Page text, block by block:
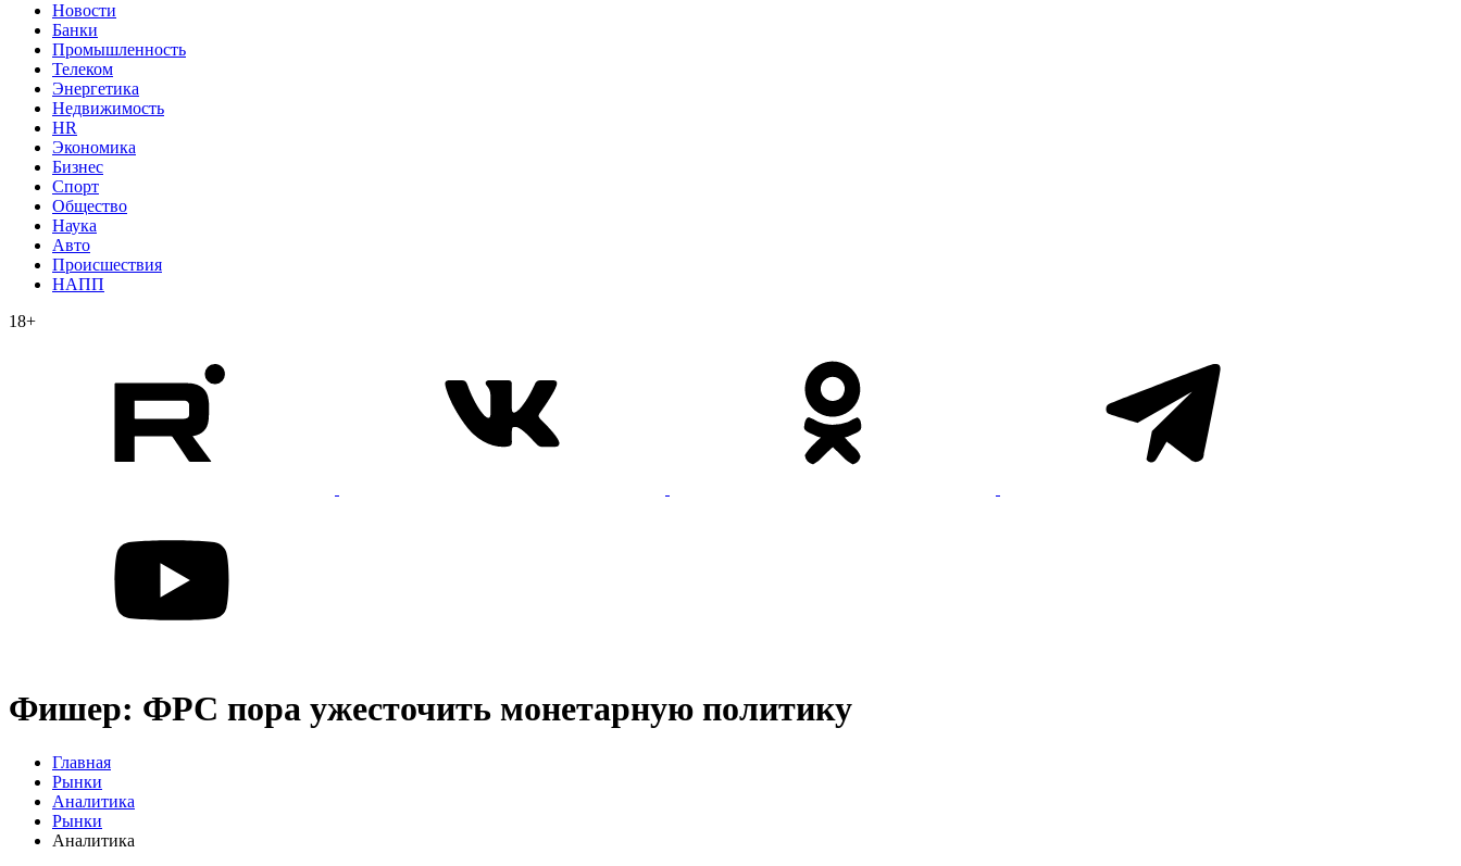
Новости
Банки
Промышленность
Телеком
Энергетика
Недвижимость
HR
Экономика
Бизнес
Спорт
Общество
Наука
Авто
Происшествия
НАПП
18+
Фишер: ФРС пора ужесточить монетарную политику
Главная
Рынки
Аналитика
Рынки
Аналитика